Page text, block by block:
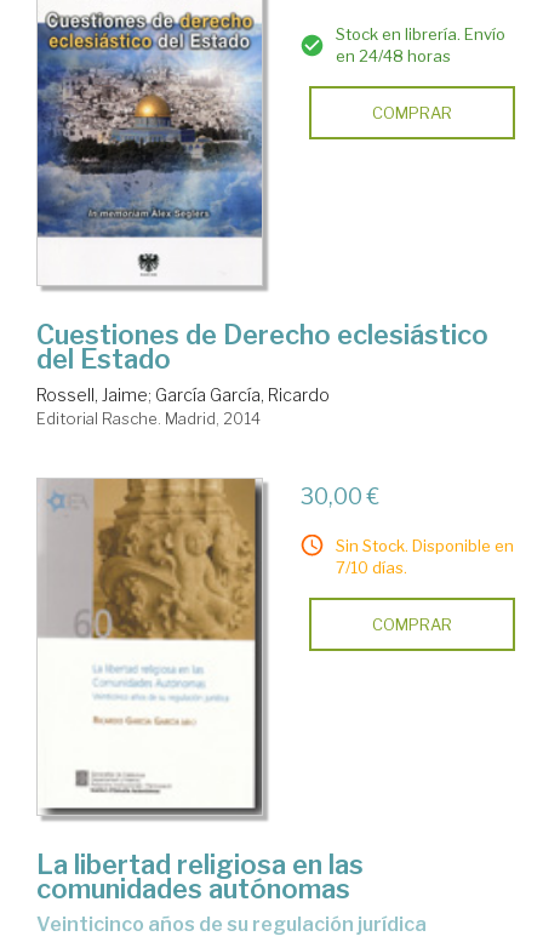
Stock en librería. Envío
en 24/48 horas
COMPRAR
Cuestiones de Derecho eclesiástico
del Estado
Rossell, Jaime; García García, Ricardo
Editorial Rasche. Madrid, 2014
30,00 €
Sin Stock. Disponible en
7/10 días.
COMPRAR
La libertad religiosa en las
comunidades autónomas
veinticinco años de su regulación jurídica